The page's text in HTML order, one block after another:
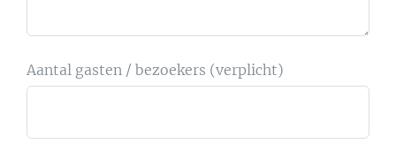
Aantal gasten / bezoekers (verplicht)